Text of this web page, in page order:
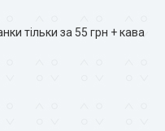
тільки за 55 грн + кава